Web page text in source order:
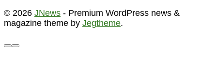
© 2026 JNews - Premium WordPress news &
magazine theme by Jegtheme.